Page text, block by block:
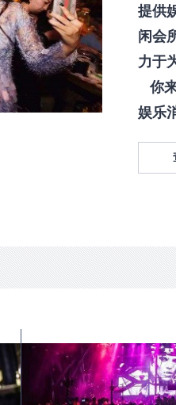
提供
闲会
力于
你
娱乐